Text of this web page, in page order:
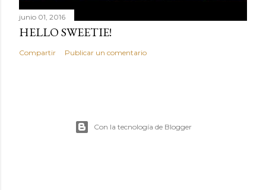
junio 01, 2016
HELLO SWEETIE!
Compartir Publicar un comentario
Con la tecnología de Blogger